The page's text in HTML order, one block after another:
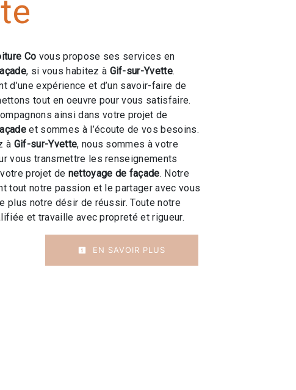
Co vous propose ses services en
, si vous habitez à Gif-sur-Yvette.
d’une expérience et d’un savoir-faire de
tout en oeuvre pour vous satisfaire.
ainsi dans votre projet de
et sommes à l’écoute de vos besoins.
à Gif-sur-Yvette, nous sommes à votre
vous transmettre les renseignements
projet de nettoyage de façade. Notre
tout notre passion et le partager avec vous
plus notre désir de réussir. Toute notre
et travaille avec propreté et rigueur.
EN SAVOIR PLUS